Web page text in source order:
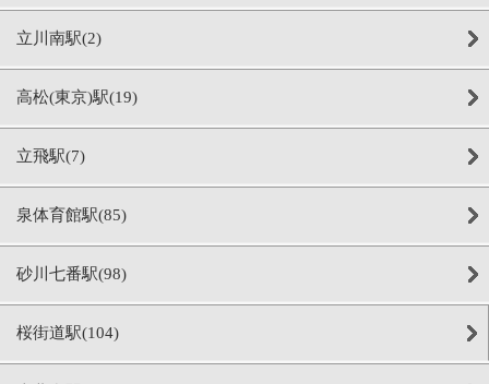
立川南駅(2)
高松(東京)駅(19)
立飛駅(7)
泉体育館駅(85)
砂川七番駅(98)
桜街道駅(104)